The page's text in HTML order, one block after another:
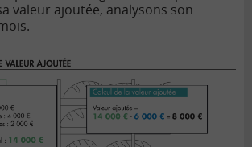
valeur ajoutée, analysons son